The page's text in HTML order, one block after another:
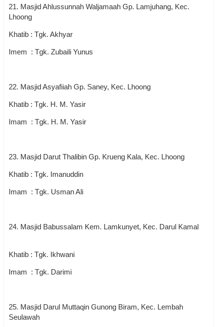
21. Masjid Ahlussunnah Waljamaah Gp. Lamjuhang, Kec.
Lhoong
Khatib : Tgk. Akhyar
Imem : Tgk. Zubaili Yunus
22. Masjid Asyafiiah Gp. Saney, Kec. Lhoong
Khatib : Tgk. H. M. Yasir
Imam : Tgk. H. M. Yasir
23. Masjid Darut Thalibin Gp. Krueng Kala, Kec. Lhoong
Khatib : Tgk. Imanuddin
Imam : Tgk. Usman Ali
24. Masjid Babussalam Kem. Lamkunyet, Kec. Darul Kamal
Khatib : Tgk. Ikhwani
Imam : Tgk. Darimi
25. Masjid Darul Muttaqin Gunong Biram, Kec. Lembah
Seulawah